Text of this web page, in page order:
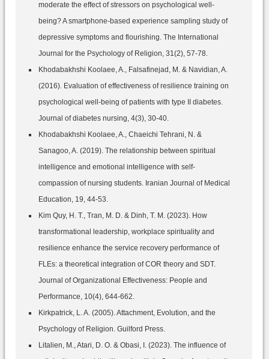
moderate the effect of stressors on psychological well-
being? A smartphone-based experience sampling study of
depressive symptoms and flourishing. The International
Journal for the Psychology of Religion, 31(2), 57-78.
Khodabakhshi Koolaee, A., Falsafinejad, M. & Navidian, A.
(2016). Evaluation of effectiveness of resilience training on
psychological well-being of patients with type II diabetes.
Journal of diabetes nursing, 4(3), 30-40.
Khodabakhshi Koolaee, A., Chaeichi Tehrani, N. &
Sanagoo, A. (2019). The relationship between spiritual
intelligence and emotional intelligence with self-
compassion of nursing students. Iranian Journal of Medical
Education, 19, 44-53.
Kim Quy, H. T., Tran, M. D. & Dinh, T. M. (2023). How
transformational leadership, workplace spirituality and
resilience enhance the service recovery performance of
FLEs: a theoretical integration of COR theory and SDT.
Journal of Organizational Effectiveness: People and
Performance, 10(4), 644-662.
Kirkpatrick, L. A. (2005). Attachment, Evolution, and the
Psychology of Religion. Guilford Press.
Litalien, M., Atari, D. O. & Obasi, I. (2023). The influence of